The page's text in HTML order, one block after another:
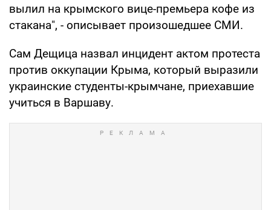
вылил на крымского вице-премьера кофе из
стакана", - описывает произошедшее СМИ.
Сам Дещица назвал инцидент актом протеста
против оккупации Крыма, который выразили
украинские студенты-крымчане, приехавшие
учиться в Варшаву.